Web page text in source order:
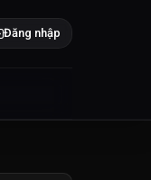
Đăng nhập